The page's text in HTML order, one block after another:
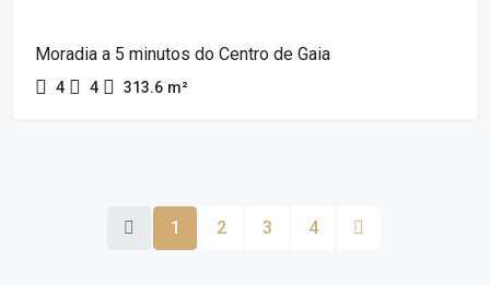
Moradia a 5 minutos do Centro de Gaia
4 4 313.6 m²
1 2 3 4